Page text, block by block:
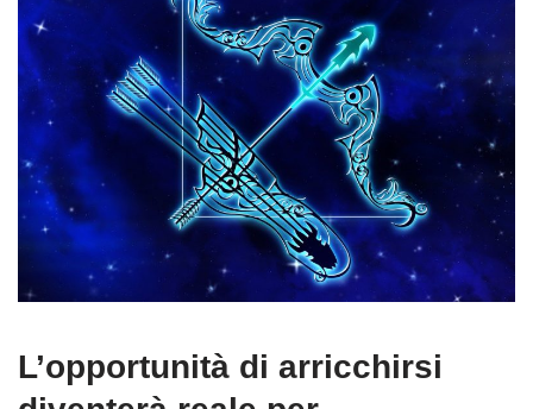
L’opportunità di arricchirsi